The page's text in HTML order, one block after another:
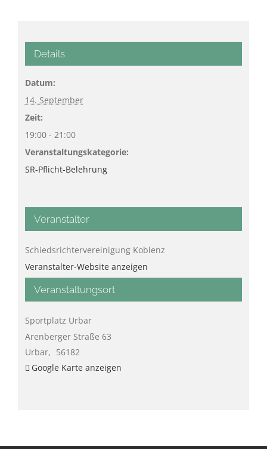
Details
Datum:
14. September
Zeit:
19:00 - 21:00
Veranstaltungskategorie:
SR-Pflicht-Belehrung
Veranstaltungsort
Sportplatz Urbar
Arenberger Straße 63
Urbar, 56182
Google Karte anzeigen
Veranstalter
Schiedsrichtervereinigung Koblenz
Veranstalter-Website anzeigen